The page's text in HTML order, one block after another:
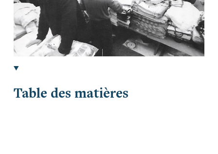
Table des matières